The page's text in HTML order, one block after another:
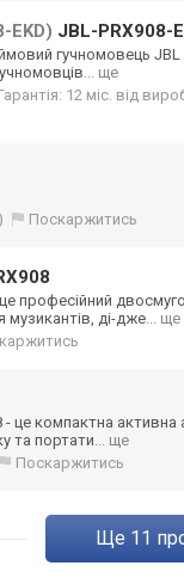
EKD) JBL-PRX908-
гучномовець JBL
... ще
12 міс. від
Поскаржитись
професійний
ді-дже... ще
- це компактна активна
та портати... ще
Поскаржитись
ще 11